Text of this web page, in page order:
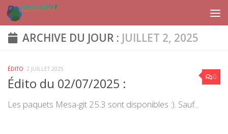
Skip to content
ARCHIVE DU JOUR : JUILLET 2, 2025
0
ÉDITO 2 JUILLET 2025
Édito du 02/07/2025 :
Les paquets Mesa-git 25.3 sont disponibles :). Sauf...